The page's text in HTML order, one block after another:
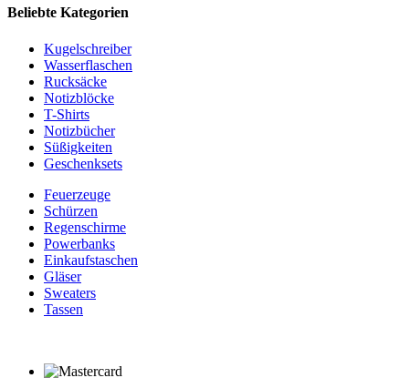
Beliebte Kategorien
Kugelschreiber
Wasserflaschen
Rucksäcke
Notizblöcke
T-Shirts
Notizbücher
Süßigkeiten
Geschenksets
Feuerzeuge
Schürzen
Regenschirme
Powerbanks
Einkaufstaschen
Gläser
Sweaters
Tassen